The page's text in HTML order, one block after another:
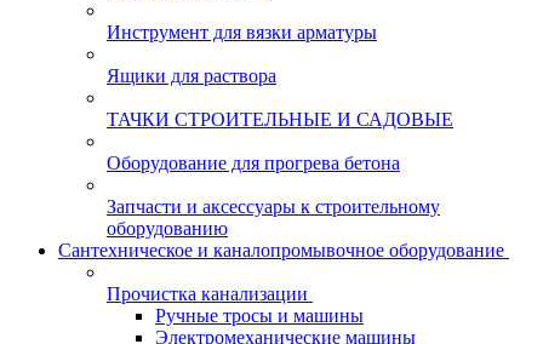
Инструмент для вязки арматуры
Ящики для раствора
ТАЧКИ СТРОИТЕЛЬНЫЕ И САДОВЫЕ
Оборудование для прогрева бетона
Запчасти и аксессуары к строительному
оборудованию
Сантехническое и каналопромывочное оборудование
Прочистка канализации
Ручные тросы и машины
Электромеханические машины